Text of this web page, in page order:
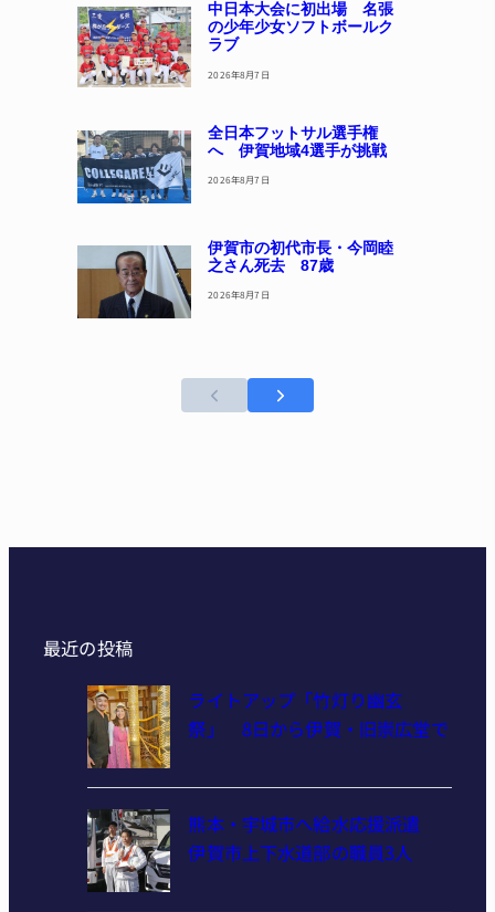
中日本大会に初出場 名張
の少年少女ソフトボールク
ラブ
2026年8月7日
全日本フットサル選手権
へ 伊賀地域4選手が挑戦
2026年8月7日
伊賀市の初代市長・今岡睦
之さん死去 87歳
2026年8月7日
最近の投稿
ライトアップ「竹灯り幽玄
祭」 8日から伊賀・旧崇広堂で
熊本・宇城市へ給水応援派遣
伊賀市上下水道部の職員3人